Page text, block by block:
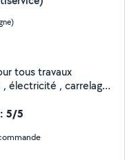
tous travaux
électricité , carrelage
de garage et
technique de
j intervient sur toutes
5/5